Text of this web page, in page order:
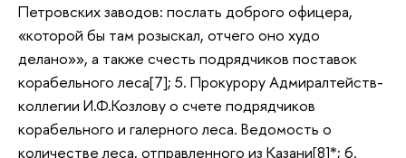
Петровских заводов: послать доброго офицера,
«которой бы там розыскал, отчего оно худо
делано»», а также счесть подрядчиков поставок
корабельного леса[7]; 5. Прокурору Адмиралтейств-
коллегии И.Ф.Козлову о счете подрядчиков
корабельного и галерного леса. Ведомость о
количестве леса, отправленного из Казани[8]*; 6.